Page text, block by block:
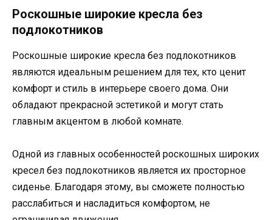
Роскошные широкие кресла без
подлокотников
Роскошные широкие кресла без подлокотников
являются идеальным решением для тех, кто ценит
комфорт и стиль в интерьере своего дома. Они
обладают прекрасной эстетикой и могут стать
главным акцентом в любой комнате.
Одной из главных особенностей роскошных широких
кресел без подлокотников является их просторное
сиденье. Благодаря этому, вы сможете полностью
расслабиться и насладиться комфортом, не